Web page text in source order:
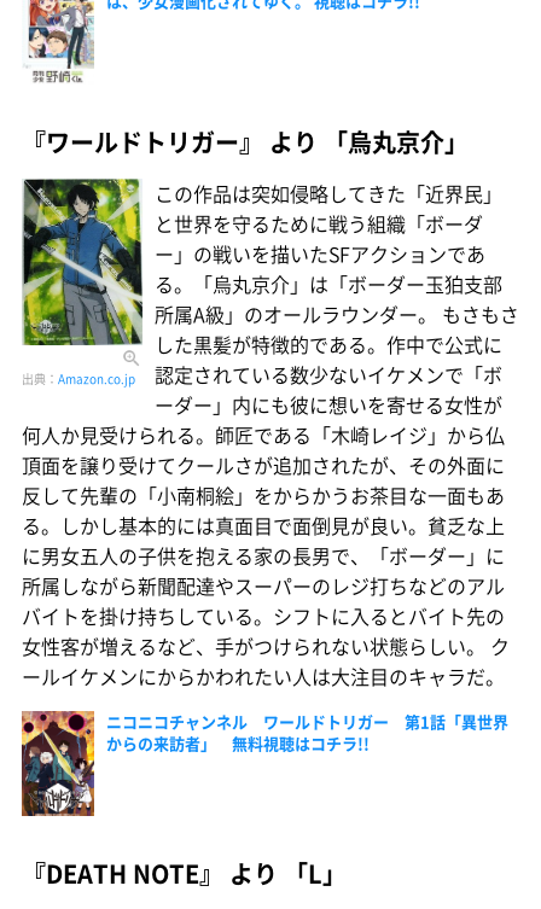
『ワールドトリガー』 より 「烏丸京介」
出典： Amazon.co.jp
この作品は突如侵略してきた「近界民」
と世界を守るために戦う組織「ボーダ
ー」の戦いを描いたSFアクションであ
る。「烏丸京介」は「ボーダー玉狛支部
所属A級」のオールラウンダー。 もさもさ
した黒髪が特徴的である。作中で公式に
認定されている数少ないイケメンで「ボ
ーダー」内にも彼に想いを寄せる女性が
何人か見受けられる。師匠である「木崎レイジ」から仏
頂面を譲り受けてクールさが追加されたが、その外面に
反して先輩の「小南桐絵」をからかうお茶目な一面もあ
る。しかし基本的には真面目で面倒見が良い。貧乏な上
に男女五人の子供を抱える家の長男で、「ボーダー」に
所属しながら新聞配達やスーパーのレジ打ちなどのアル
バイトを掛け持ちしている。シフトに入るとバイト先の
女性客が増えるなど、手がつけられない状態らしい。 ク
ールイケメンにからかわれたい人は大注目のキャラだ。
ニコニコチャンネル ワールドトリガー 第1話「異世界
からの来訪者」 無料視聴はコチラ!!
『DEATH NOTE』 より 「L」